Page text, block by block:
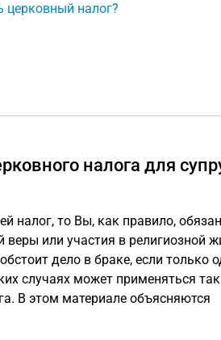
церковный налог?
налога для
налог, то Вы, как правило,
веры или участия в религиозной
дело в браке, если только
случаях может применяться так
В этом материале объясняются